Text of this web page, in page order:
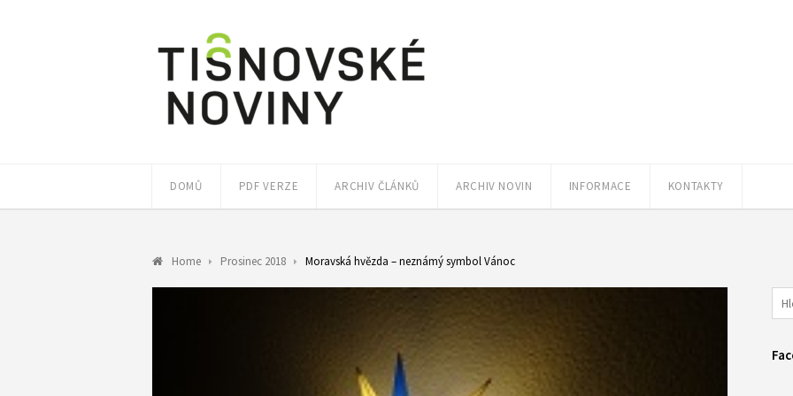
DOMŮ PDF VERZE ARCHIV ČLÁNKŮ ARCHIV NOVIN INFORMACE KONTAKTY
Home Prosinec 2018 Moravská hvězda – neznámý symbol Vánoc